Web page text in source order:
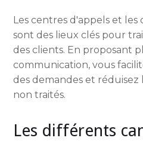
Les centres d'appels et
sont des lieux clés pour
des clients. En proposant
communication, vous
des demandes et
non traités.
Les différents